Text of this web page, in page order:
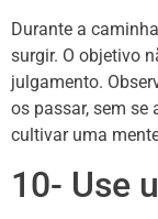
Durante a
surgir. O objetivo
julgamento.
os passar, sem se
cultivar uma
10- Use